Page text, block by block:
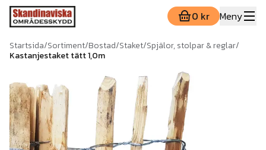
0 kr Meny
Startsida/Sortiment/Bostad/Staket/Spjälor, stolpar & reglar/
Kastanjestaket tätt 1,0m